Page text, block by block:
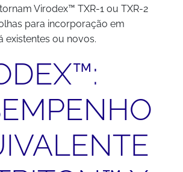
Virodex™ TXR-1 ou TXR-2
para incorporação em
existentes ou novos.